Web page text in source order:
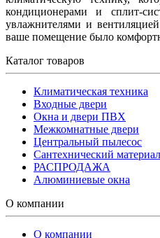
кондиционерами и сплит-
увлажнителями и
ваше помещение было
Каталог товаров
Климатическая техника
Входные двери
Окна и двери ПВХ
Межкомнатные двери
Центральный пылесос
Сантехнический материал
РАСПРОДАЖА
Алюминиевые окна
О компании
О компании